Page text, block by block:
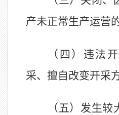
产未正常生产运营的
（四）违法
采、擅自改变开采
（五）发生